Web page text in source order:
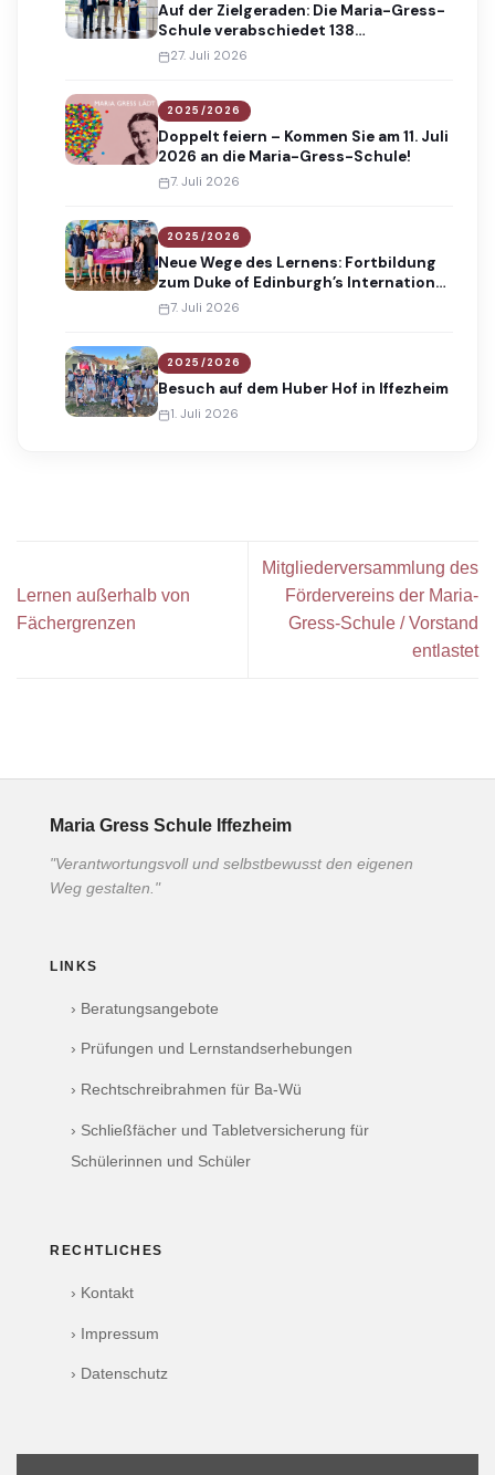
Auf der Zielgeraden: Die Maria-Gress-
Schule verabschiedet 138
Absolventinnen und Absolventen
27. Juli 2026
2025/2026
Doppelt feiern – Kommen Sie am 11. Juli
2026 an die Maria-Gress-Schule!
7. Juli 2026
2025/2026
Neue Wege des Lernens: Fortbildung
zum Duke of Edinburgh’s International
Award
7. Juli 2026
2025/2026
Besuch auf dem Huber Hof in Iffezheim
1. Juli 2026
Lernen außerhalb von
Fächergrenzen
Mitgliederversammlung des
Fördervereins der Maria-
Gress-Schule / Vorstand
entlastet
Maria Gress Schule Iffezheim
"Verantwortungsvoll und selbstbewusst den eigenen
Weg gestalten."
LINKS
› Beratungsangebote
› Prüfungen und Lernstandserhebungen
› Rechtschreibrahmen für Ba-Wü
› Schließfächer und Tabletversicherung für
Schülerinnen und Schüler
RECHTLICHES
› Kontakt
› Impressum
› Datenschutz